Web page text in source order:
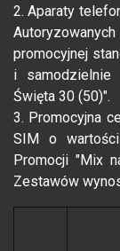
2. Aparaty
promocyjnej
i
Święta 30 (50)".
3. Promocyjna
SIM o
Promocji "Mix
Zestawów